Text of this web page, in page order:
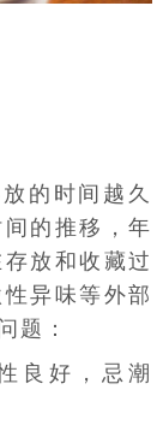
的时间越久
的推移，年
放和收藏过
异味等外部
题：
良好，忌潮